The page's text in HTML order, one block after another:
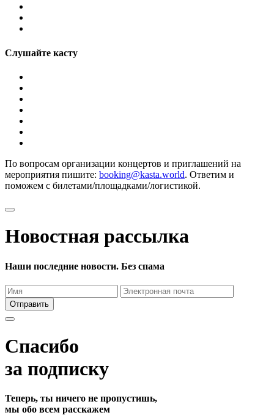
Слушайте касту
По вопросам организации концертов и приглашений на
мероприятия пишите: booking@kasta.world. Ответим и
поможем с билетами/площадками/логистикой.
Новостная рассылка
Наши последние новости. Без спама
Отправить
Спасибо
за подписку
Теперь, ты ничего не пропустишь,
мы обо всем расскажем